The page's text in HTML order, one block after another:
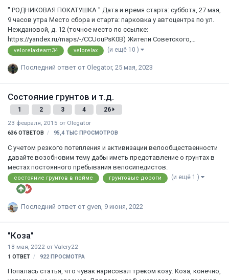
" РОДНИКОВАЯ ПОКАТУШКА " Дата и время старта: суббота, 27 мая,
9 часов утра Место сбора и старта: парковка у автоцентра по ул.
Неждановой, д. 12 (точное место по ссылке:
https://yandex.ru/maps/-/CCUouPsK0B) Жители Советского,
Кировского и Красноармейского районов могут присоединится к
с ведущим. С собой берем чай/кофе/перекус на день, питьевую
Горной поляне, родник Барыня, Шёнбруннский родник в
Краснорамейском районе и возможно что-то еще. Стоянка
планируется около живо…
Последний ответ от Olegator, 25 мая, 2023
velorelaxteam34 velorelax (и ещё 10 )
Состояние грунтов и т.д.
1 2 3 4
26
23 февраля, 2015 от Olegator
636 ОТВЕТОВ 95,4 ТЫС ПРОСМОТРОВ
С учетом резкого потепления и активизации велообщественности
давайте возобновим тему дабы иметь представление о грунтах в
местах постоянного пребывания велосипедистов.
Последний ответ от gven 9 июня, 2022
состояние грунтов в пойме грунтовые дороги (и ещё 1 )
"Коза"
18 мая, 2022 от Valery22
1 ОТВЕТ 922 ПРОСМОТРА
Попалась статья, что чувак нарисовал треком козу. Коза, конечно,